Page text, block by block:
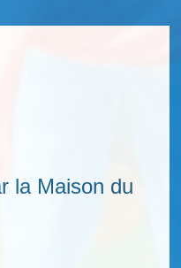
la Maison du